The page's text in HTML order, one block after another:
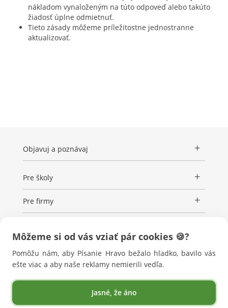
Môžeme si od vás vziať pár cookies 🍪?
Pomôžu nám, aby Písanie Hravo bežalo hladko, bavilo vás
ešte viac a aby naše reklamy nemierili vedľa.
Jasné, že áno
nákladom vynaloženým na túto odpoveď alebo takúto
žiadosť úplne odmietnuť.
Tieto zásady môžeme príležitostne jednostranne
aktualizovať.
Objavuj a poznávaj
Pre školy
Pre firmy
Účet
Pre médiá
Ochrana a zabezpečenie